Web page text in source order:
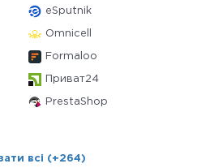
eSputnik
Omnicell
Formaloo
Приват24
PrestaShop
всі (+264)